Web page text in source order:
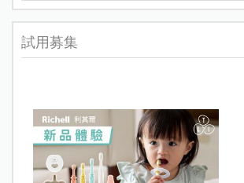
試用募集